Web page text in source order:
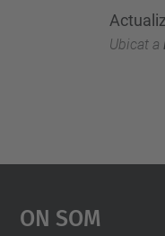
Ubicat a
On Som